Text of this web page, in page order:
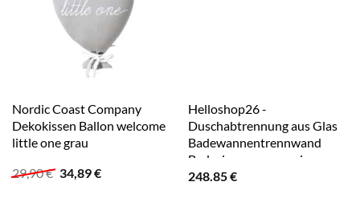
Nordic Coast Company
Dekokissen Ballon welcome
little one grau
29,90€ Ursprünglicher
Preis
34,89€Aktueller
Helloshop26 -
Duschabtrennung aus Glas
Badewannentrennwand
Badezimmeraccessoire
Duschabtrennung für den
248.85€